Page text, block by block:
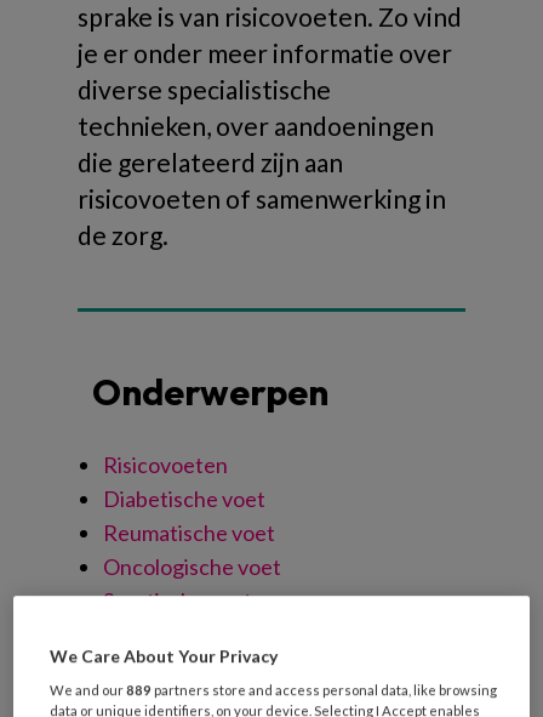
sprake is van risicovoeten. Zo vind
je er onder meer informatie over
diverse specialistische
technieken, over aandoeningen
die gerelateerd zijn aan
risicovoeten of samenwerking in
de zorg.
Onderwerpen
Risicovoeten
Diabetische voet
Reumatische voet
Oncologische voet
Spastische voet
Verwaarloosde voet
Specialistische technieken
We Care About Your Privacy
We and our889 partners store and access personal data, like browsing
data or unique identifiers, on your device. Selecting I Accept enables